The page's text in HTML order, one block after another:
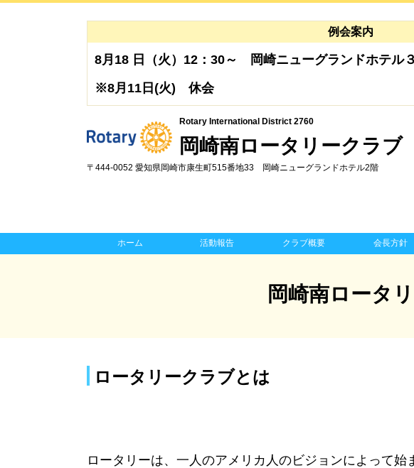
例会案内
8月18 日（火）12：30～ 岡崎ニューグランドホテル
※8月11日(火) 休会
Rotary International District 2760
岡崎南ロータリークラブ
〒444-0052 愛知県岡崎市康生町515番地33 岡崎ニューグランドホテル2階
ホーム 活動報告 クラブ概要 会長方針
岡崎南ロータ
ロータリークラブとは
ロータリーは、一人のアメリカ人のビジョンによって始